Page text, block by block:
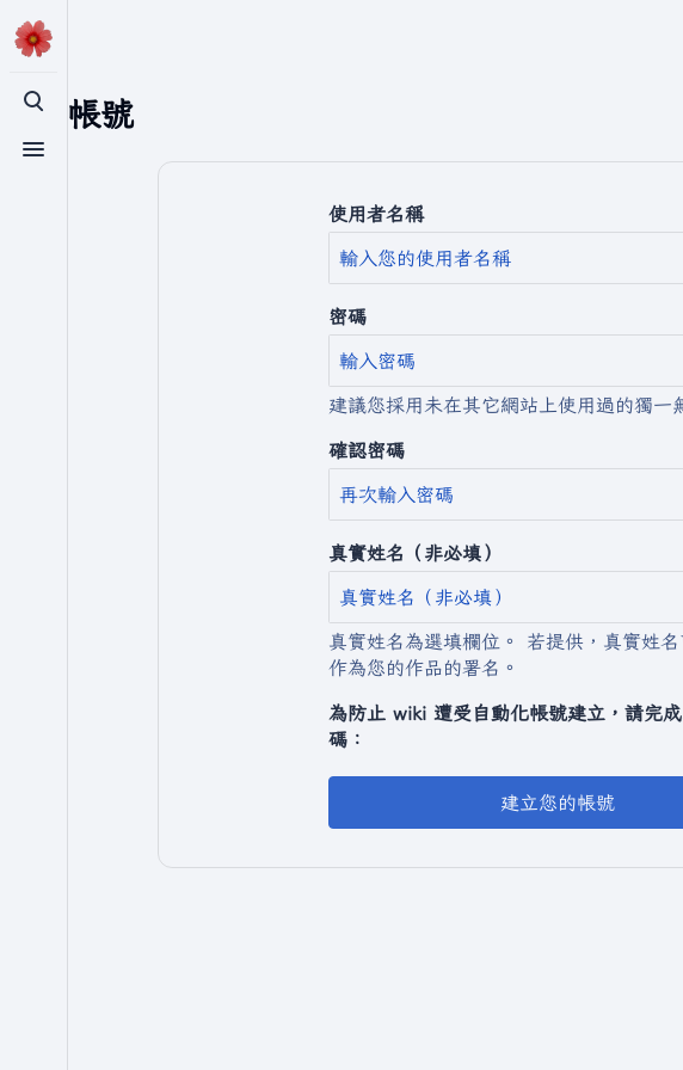
切換搜尋
切換選單
建立帳號
使用者名稱
密碼
建議您採用未在其它網站上使用過的獨一
確認密碼
真實姓名（非必填）
真實姓名為選填欄位。 若提供，真實姓
作為您的作品的署名。
為防止 wiki 遭受自動化帳號建立，請完
碼：
建立您的帳號